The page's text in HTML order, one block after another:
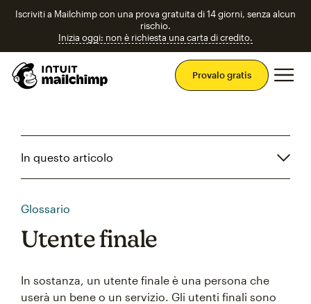
Iscriviti a Mailchimp con una prova gratuita di 14 giorni, senza alcun
rischio.
Inizia oggi: non è richiesta una carta di credito.
Provalo gratis
In questo articolo
Glossario
Utente finale
In sostanza, un utente finale è una persona che
userà un bene o un servizio. Gli utenti finali sono